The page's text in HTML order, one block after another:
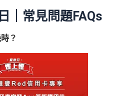
｜常見問題FAQs
？